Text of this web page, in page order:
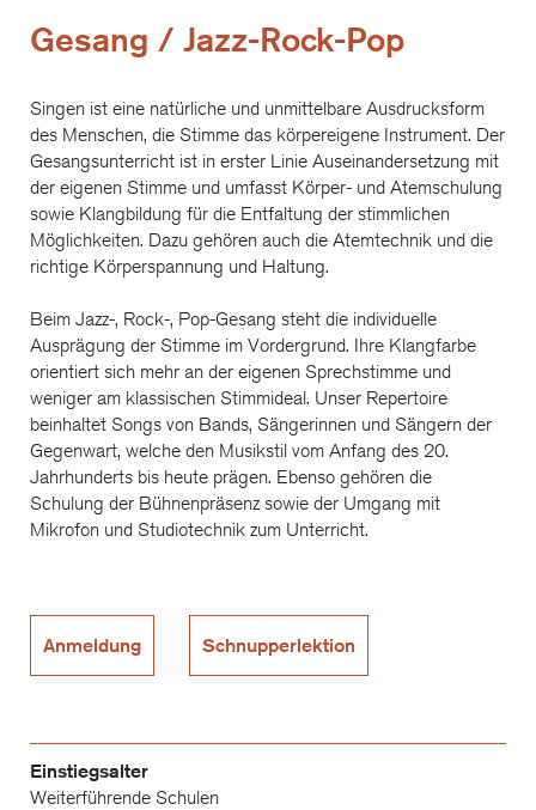
Gesang / Jazz-Rock-Pop
Singen ist eine natürliche und unmittelbare Ausdrucksform
des Menschen, die Stimme das körpereigene Instrument. Der
Gesangsunterricht ist in erster Linie Auseinandersetzung mit
der eigenen Stimme und umfasst Körper- und Atemschulung
sowie Klangbildung für die Entfaltung der stimmlichen
Möglichkeiten. Dazu gehören auch die Atemtechnik und die
richtige Körperspannung und Haltung.
Beim Jazz-, Rock-, Pop-Gesang steht die individuelle
Ausprägung der Stimme im Vordergrund. Ihre Klangfarbe
orientiert sich mehr an der eigenen Sprechstimme und
weniger am klassischen Stimmideal. Unser Repertoire
beinhaltet Songs von Bands, Sängerinnen und Sängern der
Gegenwart, welche den Musikstil vom Anfang des 20.
Jahrhunderts bis heute prägen. Ebenso gehören die
Schulung der Bühnenpräsenz sowie der Umgang mit
Mikrofon und Studiotechnik zum Unterricht.
Anmeldung Schnupperlektion
Einstiegsalter
Weiterführende Schulen